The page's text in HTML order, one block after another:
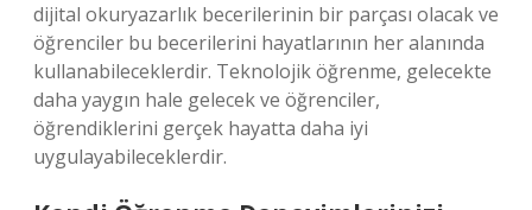
dijital okuryazarlık becerilerinin bir parçası olacak ve
öğrenciler bu becerilerini hayatlarının her alanında
kullanabileceklerdir. Teknolojik öğrenme, gelecekte
daha yaygın hale gelecek ve öğrenciler,
öğrendiklerini gerçek hayatta daha iyi
uygulayabileceklerdir.